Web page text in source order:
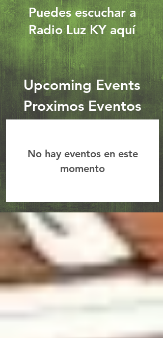
Puedes escuchar a
Radio Luz KY aquí
Upcoming Events
Proximos Eventos
No hay eventos en este
momento